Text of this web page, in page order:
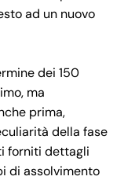
ad un nuovo
dei 150
ma
prima,
della fase
forniti dettagli
di assolvimento